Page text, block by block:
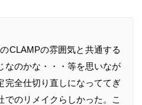
CLAMPの雰囲気と共通する
なのかな・・・等を思いなが
完全仕切り直しになっててぎ
でのリメイクらしかった。こ